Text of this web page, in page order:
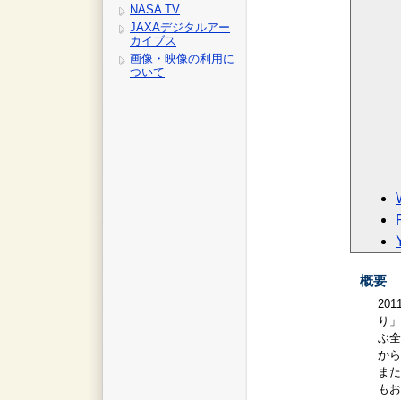
NASA TV
JAXAデジタルアー
カイブス
画像・映像の利用に
ついて
概要
り
ぶ
か
ま
も